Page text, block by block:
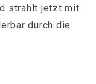
strahlt jetzt mit
durch die